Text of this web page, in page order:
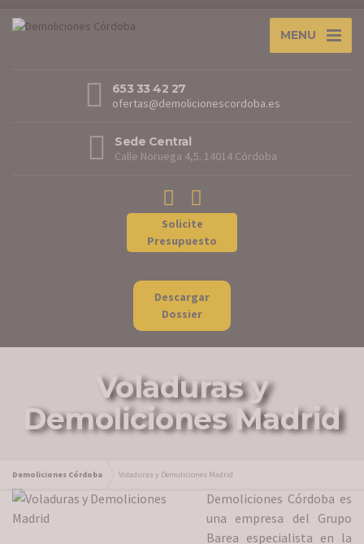
MENU
653 33 42 27
ofertas@demolicionescordoba.es
Sede Central
Calle Noruega 4,5. 14014 Córdoba
Solicite
Presupuesto
Descargar
Dossier
Voladuras y
Demoliciones Madrid
Demoliciones Córdoba Voladuras y Demoliciones Madrid
Demoliciones Córdoba es
una empresa del Grupo
Barea especialista en la